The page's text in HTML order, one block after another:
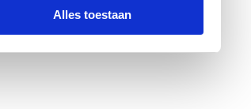
Alles toestaan